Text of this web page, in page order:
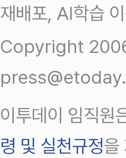
재배포, AI학습
Copyright
이투데이 임직원
령 및 실천규정을